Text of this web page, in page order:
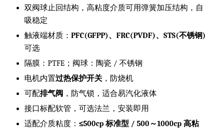
双阀球止回结构，高粘度介质可用弹簧加压结构，自
吸稳定
触液端材质： PFC(GFPP)、FRC(PVDF)、STS(不锈钢)
可选
隔膜：PTFE；阀球：陶瓷 / 不锈钢
电机内置过热保护开关 ，防烧机
可配排气阀 ，防气锁，适合易汽化液体
接口标配软管，可选法兰，安装即用
适配介质粘度： ≤500cp 标准型 / 500～1000cp 高粘